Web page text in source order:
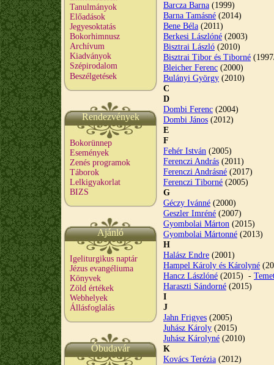
Tanulmányok
Előadások
Jegyesoktatás
Bokorhimnusz
Archívum
Kiadványok
Szépirodalom
Beszélgetések
Rendezvények
Bokorünnep
Események
Zenés programok
Táborok
Lelkigyakorlat
BIZS
Ajánló
Igeliturgikus naptár
Jézus evangéliuma
Könyvek
Zöld értékek
Webhelyek
Állásfoglalás
Óbudavár
Barcza Barna (1999)
Barna Tamásné (2014)
Bene Béla (2011)
Berkesi Lászlóné (2003)
Bisztrai László (2010)
Bisztrai Tibor és Tiborné
Bleicher Ferenc (2000)
Bulányi György (2010)
C
D
Dombi Ferenc (2004)
Dombi János (2012)
E
F
Fehér István (2005)
Ferenczi András (2011)
Ferenczi Andrásné (2017)
Ferenczi Tiborné (2005)
G
Géczy Ivánné (2000)
Geszler Imréné (2007)
Gyombolai Márton (2015)
Gyombolai Mártonné (2013)
H
Halász Endre (2001)
Hampel Károly és Károlyné
Hancz Lászlóné (2015) -
Haraszti Sándorné (2015)
I
J
Jahn Frigyes (2005)
Juhász Károly (2015)
Juhász Károlyné (2010)
K
Kovács Terézia (2012)